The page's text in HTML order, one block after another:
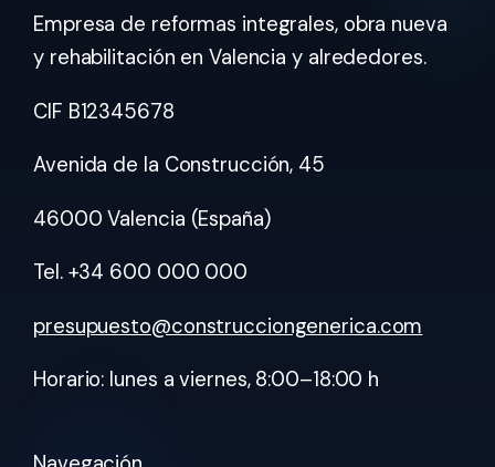
Empresa de reformas integrales, obra nueva
y rehabilitación en Valencia y alrededores.
CIF B12345678
Avenida de la Construcción, 45
46000 Valencia (España)
Tel. +34 600 000 000
presupuesto@construcciongenerica.com
Horario: lunes a viernes, 8:00–18:00 h